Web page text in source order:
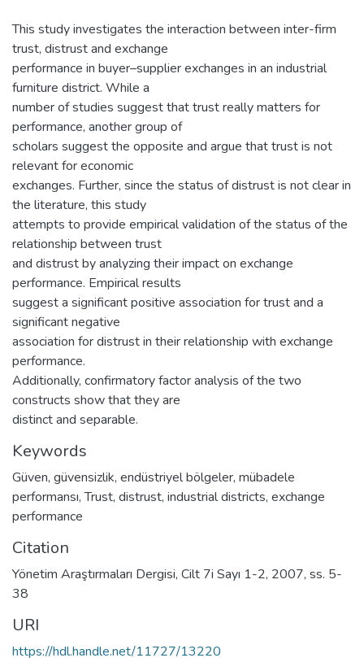
This study investigates the interaction between inter-firm
trust, distrust and exchange
performance in buyer–supplier exchanges in an industrial
furniture district. While a
number of studies suggest that trust really matters for
performance, another group of
scholars suggest the opposite and argue that trust is not
relevant for economic
exchanges. Further, since the status of distrust is not clear in
the literature, this study
attempts to provide empirical validation of the status of the
relationship between trust
and distrust by analyzing their impact on exchange
performance. Empirical results
suggest a significant positive association for trust and a
significant negative
association for distrust in their relationship with exchange
performance.
Additionally, confirmatory factor analysis of the two
constructs show that they are
distinct and separable.
Keywords
Güven, güvensizlik, endüstriyel bölgeler, mübadele
performansı,Trust, distrust, industrial districts, exchange
performance
Citation
Yönetim Araştırmaları Dergisi, Cilt 7i Sayı 1-2, 2007, ss. 5-
38
URI
https://hdl.handle.net/11727/13220